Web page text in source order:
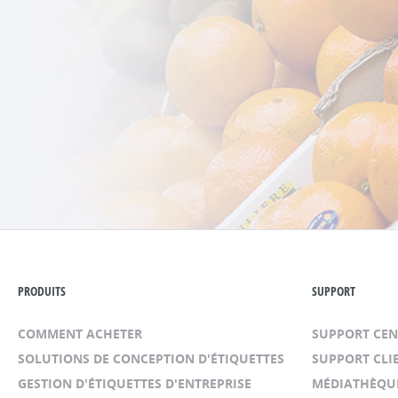
PRODUITS
COMMENT ACHETER
SOLUTIONS DE CONCEPTION D'ÉTIQUETTES
GESTION D'ÉTIQUETTES D'ENTREPRISE
SUPPORT
SUPPORT
SUPPORT